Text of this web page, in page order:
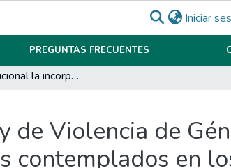
Iniciar
PREGUNTAS FRECUENTES
¿Es constitucional la incorporación de la Ley de Violencia de Género 26.485 como figura agravante en los delitos contemplados en los Art. 80 y 92 del Código Penal? ¿Ha contemplado la Ley de Violencia de Género los casos en que el hombre se ha autopercibido con identidad de género femenino, de acuerdo a la Ley de Identidad de Género N° 26.743?
de Violencia de
contemplados en